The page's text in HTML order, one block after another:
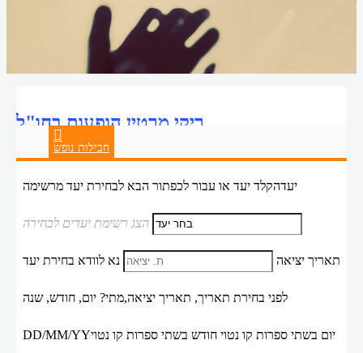
חבילות נופש
ריקי מרטין הופעות בחו"ל
יעדהקלד יעד או עבור לכפתור הבא לבחירת יעד מרשימה
הצג רשימת יעדים לבחירה
תאריך יציאה נא לוודא בחירת יעד
לפני בחירת תאריך, תאריך יציאה,מתי? יום, חודש, שנה
DD/MM/YYיום בשתי ספרות קו נטוי חודש בשתי ספרות קו נטוי